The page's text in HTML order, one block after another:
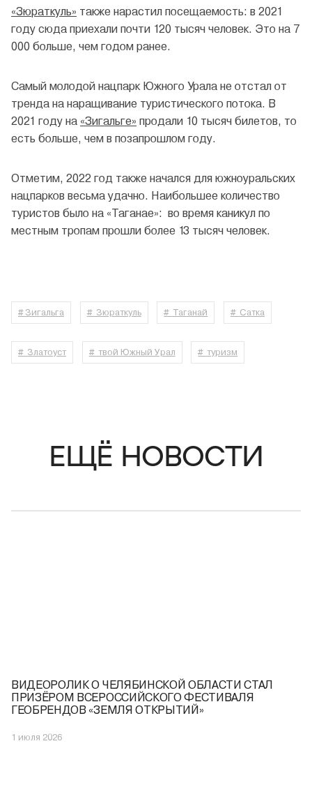
«Зюраткуль» также нарастил посещаемость: в 2021
году сюда приехали почти 120 тысяч человек. Это на 7
000 больше, чем годом ранее.
Самый молодой нацпарк Южного Урала не отстал от
тренда на наращивание туристического потока. В
2021 году на «Зигальге» продали 10 тысяч билетов, то
есть больше, чем в позапрошлом году.
Отметим, 2022 год также начался для южноуральских
нацпарков весьма удачно. Наибольшее количество
туристов было на «Таганае»: во время каникул по
местным тропам прошли более 13 тысяч человек.
# Зигальга # Зюраткуль # Таганай # Сатка
# Златоуст # твой Южный Урал # туризм
ЕЩЁ НОВОСТИ
ВИДЕОРОЛИК О ЧЕЛЯБИНСКОЙ ОБЛАСТИ СТАЛ
ПРИЗЁРОМ ВСЕРОССИЙСКОГО ФЕСТИВАЛЯ
ГЕОБРЕНДОВ «ЗЕМЛЯ ОТКРЫТИЙ»
1 июля 2026